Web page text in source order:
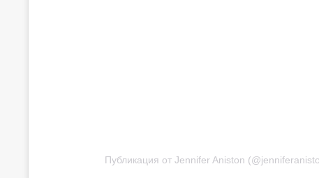
Публикация от Jennifer Aniston